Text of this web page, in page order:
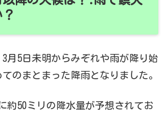
月5日未明からみぞれや雨が降り始
のまとまった降雨となりました。
約50ミリの降水量が予想されてお